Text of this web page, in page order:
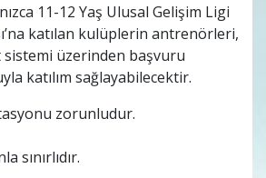
11-12 Yaş Ulusal Gelişim Ligi
katılan kulüplerin antrenörleri,
sistemi üzerinden başvuru
katılım sağlayabilecektir.
zorunludur.
sınırlıdır.